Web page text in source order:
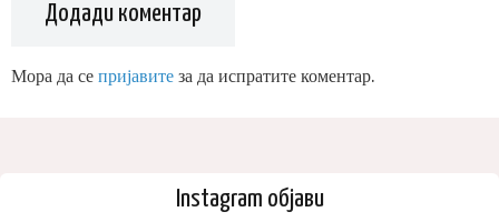
Додади коментар
Мора да се пријавите за да испратите коментар.
Instagram објави